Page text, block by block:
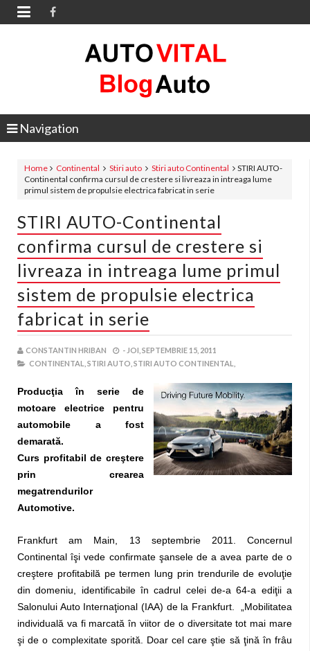

Navigation
Home Continental Stiri auto Stiri auto Continental
STIRI AUTO-
Continental confirma cursul de crestere si livreaza in intreaga lume
primul sistem de propulsie electrica fabricat in serie
STIRI AUTO-Continental
confirma cursul de crestere si
livreaza in intreaga lume primul
sistem de propulsie electrica
fabricat in serie
CONSTANTIN HRIBAN - JOI, SEPTEMBRIE 15, 2011
CONTINENTAL, STIRI AUTO, STIRI AUTO CONTINENTAL,
Producţia în serie de
motoare electrice pentru
automobile a fost
demarată.
Curs profitabil de creştere
prin crearea
megatrendurilor
Automotive.
Frankfurt am Main, 13 septembrie 2011. Concernul
Continental îşi vede confirmate şansele de a avea parte de o
creştere profitabilă pe termen lung prin trendurile de evoluţie
din domeniu, identificabile în cadrul celei de-a 64-a ediţii a
Salonului Auto Internaţional (IAA) de la Frankfurt. „Mobilitatea
individuală va fi marcată în viitor de o diversitate tot mai mare
şi de o complexitate sporită. Doar cel care ştie să ţină în frâu